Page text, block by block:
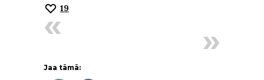
19
Jaa tämä: